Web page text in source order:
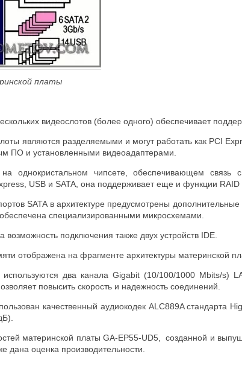
платы
видеослотов (более одного) обеспечивает
являются разделяемыми и могут работать как PCI
ПО и установленными видеоадаптерами.
на однокристальном чипсете, обеспечивающем
USB и SATA, она поддерживает еще и функции RAID
SATA в архитектуре предусмотрены
специализированными микросхемами.
подключения также двух устройств IDE.
отображена на фрагменте архитектуры материнской
используются два канала Gigabit (10/100/1000 Mbits/s)
повысить скорость и надежность соединений.
качественный аудиокодек ALC889A стандарта
материнской платы GA-EP55-UD5, созданной и
дана оценка производительности.